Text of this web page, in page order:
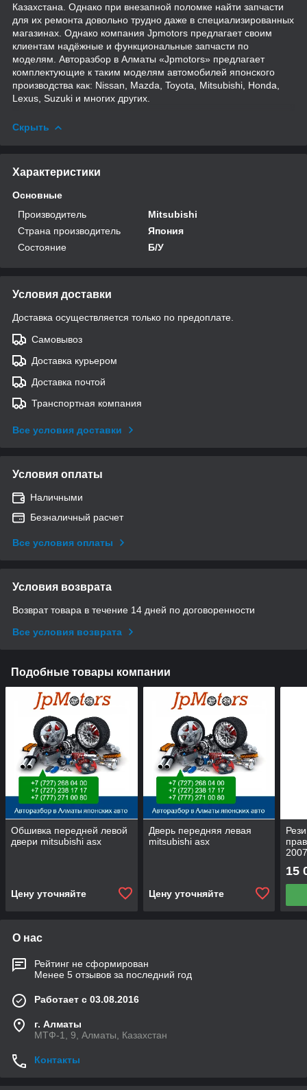
Казахстана. Однако при внезапной поломке найти запчасти
для их ремонта довольно трудно даже в специализированных
магазинах. Однако компания Jpmotors предлагает своим
клиентам надёжные и функциональные запчасти по
моделям. Авторазбор в Алматы «Jpmotors» предлагает
комплектующие к таким моделям автомобилей японского
производства как: Nissan, Mazda, Toyota, Mitsubishi, Honda,
Lexus, Suzuki и многих других.
Скрыть
Характеристики
Основные
Производитель
Mitsubishi
Страна производитель
Япония
Состояние
Б/У
Условия доставки
Доставка осуществляется только по предоплате.
Самовывоз
Доставка курьером
Доставка почтой
Транспортная компания
Все условия доставки
Условия оплаты
Наличными
Безналичный расчет
Все условия оплаты
Условия возврата
Возврат товара в течение 14 дней по договоренности
Все условия возврата
Подобные товары компании
Обшивка передней левой
двери mitsubishi asx
Цену уточняйте
Дверь передняя левая
mitsubishi asx
Цену уточняйте
15
О нас
Рейтинг не сформирован
Менее 5 отзывов за последний год
Работает с 03.08.2016
г. Алматы
МТФ-1, 9, Алматы, Казахстан
Контакты